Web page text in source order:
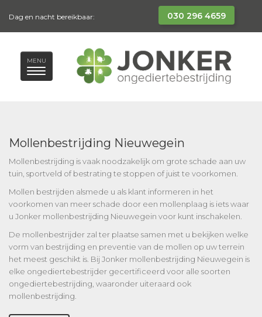
Dag en nacht bereikbaar: 030 296 4659
MENU
Mollenbestrijding Nieuwegein
Mollenbestrijding is vaak noodzakelijk om grote schade aan uw
tuin, sportveld of bestrating te stoppen of juist te voorkomen.
Mollen bestrijden alsmede u als klant informeren in het
voorkomen van meer schade door een mollenplaag is iets waar
u Jonker mollenbestrijding Nieuwegein voor kunt inschakelen.
De mollenbestrijder zal ter plaatse samen met u bekijken welke
vorm van bestrijding en preventie van de mollen op uw terrein
het meest geschikt is. Bij Jonker mollenbestrijding Nieuwegein is
elke ongediertebestrijder gecertificeerd voor alle soorten
ongediertebestrijding, waaronder uiteraard ook
mollenbestrijding.